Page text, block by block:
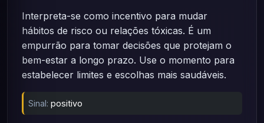
Interpreta-se como incentivo para mudar
hábitos de risco ou relações tóxicas. É um
empurrão para tomar decisões que protejam o
bem-estar a longo prazo. Use o momento para
estabelecer limites e escolhas mais saudáveis.
Sinal: positivo